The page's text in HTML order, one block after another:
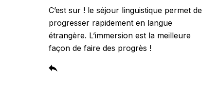
C’est sur ! le séjour linguistique permet de
progresser rapidement en langue
étrangère. L’immersion est la meilleure
façon de faire des progrès !